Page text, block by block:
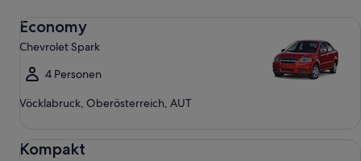
Economy
Chevrolet Spark
4 Personen
Vöcklabruck, Oberösterreich, AUT
Kompakt